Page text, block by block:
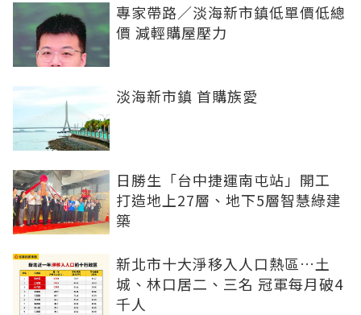
專家帶路／淡海新市鎮低單價低總
價 減輕購屋壓力
淡海新市鎮 首購族愛
日勝生「台中捷運南屯站」開工
打造地上27層、地下5層智慧綠建
築
新北市十大淨移入人口熱區…土
城、林口居二、三名 冠軍每月破4
千人